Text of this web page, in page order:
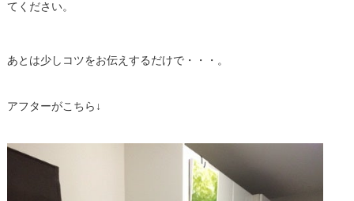
てください。
あとは少しコツをお伝えするだけで・・・。
アフターがこちら↓